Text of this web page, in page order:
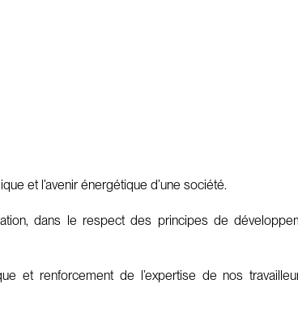
et l’avenir énergétique d’une société.
dans le respect des principes de
et renforcement de l’expertise de nos